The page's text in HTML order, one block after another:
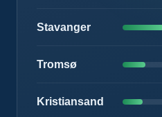
Stavanger
Tromsø
Kristiansand